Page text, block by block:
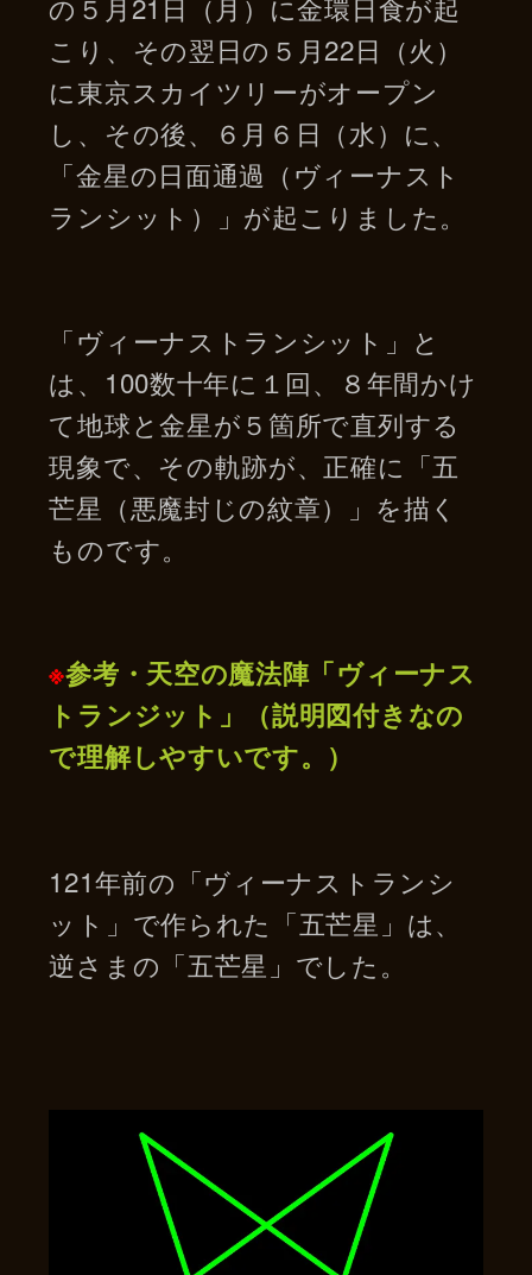
こり、その翌日の５月22日（火）
に東京スカイツリーがオープン
し、その後、６月６日（水）に、
「金星の日面通過（ヴィーナスト
ランシット）」が起こりました。
「ヴィーナストランシット」と
は、100数十年に１回、８年間かけ
て地球と金星が５箇所で直列する
現象で、その軌跡が、正確に「五
芒星（悪魔封じの紋章）」を描く
ものです。
※参考・天空の魔法陣「ヴィーナス
トランジット」（説明図付きなの
で理解しやすいです。）
121年前の「ヴィーナストランシ
ット」で作られた「五芒星」は、
逆さまの「五芒星」でした。